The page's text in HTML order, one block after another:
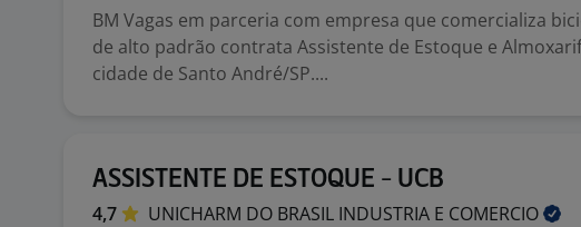
BM Vagas em parceria com empresa que comercializa
de alto padrão contrata Assistente de Estoque e
cidade de Santo André/SP....
ASSISTENTE DE ESTOQUE - UCB
4,7 UNICHARM DO BRASIL INDUSTRIA E COMERCIO